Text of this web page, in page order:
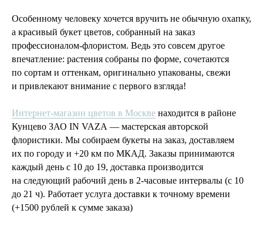
Особенному человеку хочется вручить не обычную охапку,
а красивый букет цветов, собранный на заказ
профессионалом-флористом. Ведь это совсем другое
впечатление: растения собраны по форме, сочетаются
по сортам и оттенкам, оригинально упакованы, свежи
и привлекают внимание с первого взгляда!
Интернет-магазин цветов в Москве находится в районе
Кунцево ЗАО IN VAZA — мастерская авторской
флористики. Мы собираем букеты на заказ, доставляем
их по городу и +20 км по МКАД. Заказы принимаются
каждый день с 10 до 19, доставка производится
на следующий рабочий день в 2-часовые интервалы (с 10
до 21 ч). Работает услуга доставки к точному времени
(+1500 рублей к сумме заказа)